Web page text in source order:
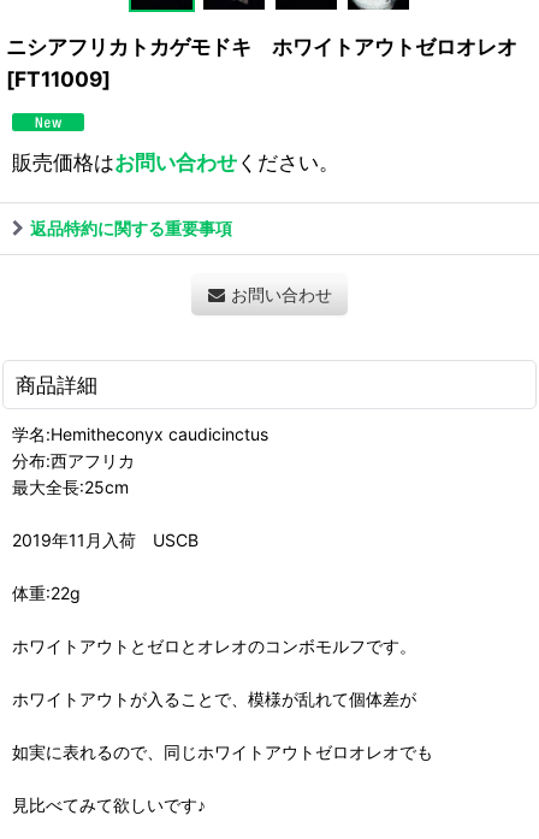
ニシアフリカトカゲモドキ ホワイトアウトゼロオレオ
[FT11009]
販売価格はお問い合わせください。
返品特約に関する重要事項
お問い合わせ
商品詳細
学名:Hemitheconyx caudicinctus
分布:西アフリカ
最大全長:25cm
2019年11月入荷 USCB
体重:22g
ホワイトアウトとゼロとオレオのコンボモルフです。
ホワイトアウトが入ることで、模様が乱れて個体差が
如実に表れるので、同じホワイトアウトゼロオレオでも
見比べてみて欲しいです♪